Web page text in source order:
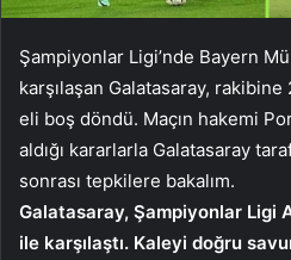
Şampiyonlar Ligi’nde Bayern
karşılaşan Galatasaray,
eli boş döndü. Maçın hakemi
aldığı kararlarla Galatasaray
sonrası tepkilere bakalım.
Galatasaray, Şampiyonlar Ligi
ile karşılaştı. Kaleyi doğru